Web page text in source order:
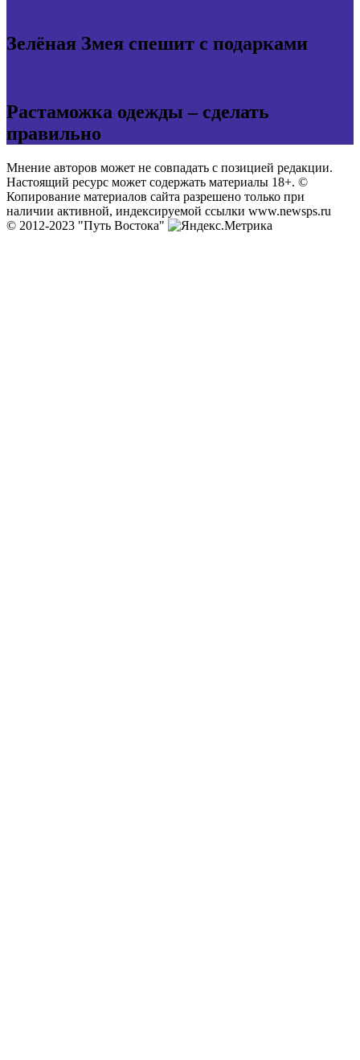
Зелёная Змея спешит с подарками
Растаможка одежды – сделать
правильно
Мнение авторов может не совпадать с позицией редакции.
Настоящий ресурс может содержать материалы 18+. ©
Копирование материалов сайта разрешено только при
наличии активной, индексируемой ссылки www.newsps.ru
© 2012-2023 "Путь Востока"